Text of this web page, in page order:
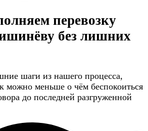
перевозку
без лишних
шаги из нашего процесса,
можно меньше о чём беспокоиться
до последней разгруженной